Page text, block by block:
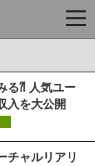
る⁈ 人気ユー
入を大公開
チャルリアリ